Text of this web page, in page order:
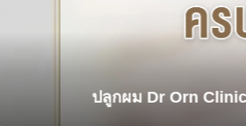
ปลูกผม Dr Orn Clinic